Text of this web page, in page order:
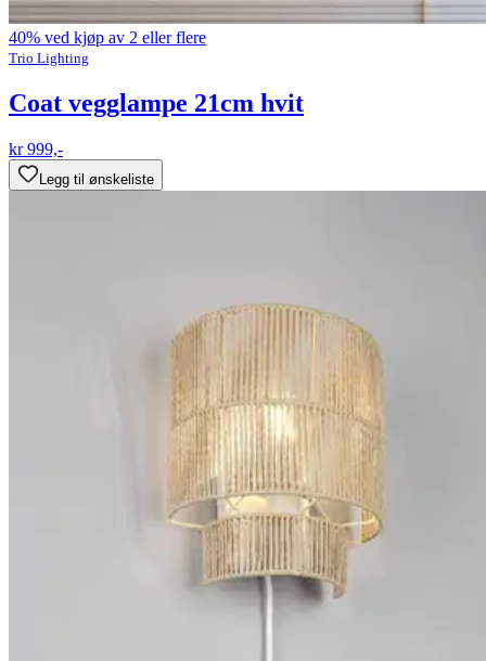
40% ved kjøp av 2 eller flere
Trio Lighting
Coat vegglampe 21cm hvit
kr 999,-
Legg til ønskeliste